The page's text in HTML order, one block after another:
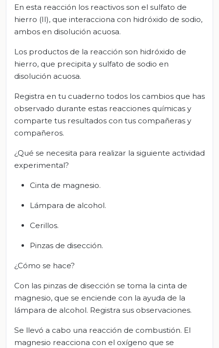
En esta reacción los reactivos son el sulfato de
hierro (II), que interacciona con hidróxido de sodio,
ambos en disolución acuosa.
Los productos de la reacción son hidróxido de
hierro, que precipita y sulfato de sodio en
disolución acuosa.
Registra en tu cuaderno todos los cambios que has
observado durante estas reacciones químicas y
comparte tus resultados con tus compañeras y
compañeros.
¿Qué se necesita para realizar la siguiente actividad
experimental?
Cinta de magnesio.
Lámpara de alcohol.
Cerillos.
Pinzas de disección.
¿Cómo se hace?
Con las pinzas de disección se toma la cinta de
magnesio, que se enciende con la ayuda de la
lámpara de alcohol. Registra sus observaciones.
Se llevó a cabo una reacción de combustión. El
magnesio reacciona con el oxígeno que se